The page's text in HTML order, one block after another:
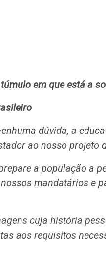
em que está a
dúvida, a
ao nosso projeto
a população a
mandatários e
cuja história
aos requisitos